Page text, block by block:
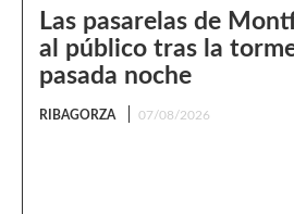
Las pasarelas de
al público tras la
pasada noche
RIBAGORZA 07/08/2026